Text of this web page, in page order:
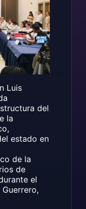
Luis
del
la
,
estado en
de la
de
el